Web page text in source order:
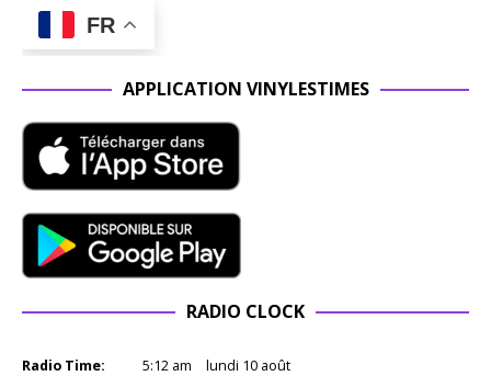
FR
APPLICATION VINYLESTIMES
RADIO CLOCK
Radio Time: 5:12 am lundi 10 août